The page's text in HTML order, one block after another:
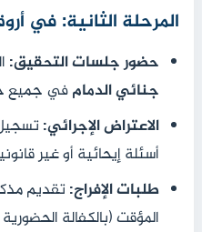
المرحلة الثانية: في
حضور جلسات التحقيق:
جنائي الدمامفي جميع
الاعتراض الإجرائي:
أسئلة إيحائية أو غير
طلبات الإفراج:تقديم
المؤقت (بالكفالة الحضورية